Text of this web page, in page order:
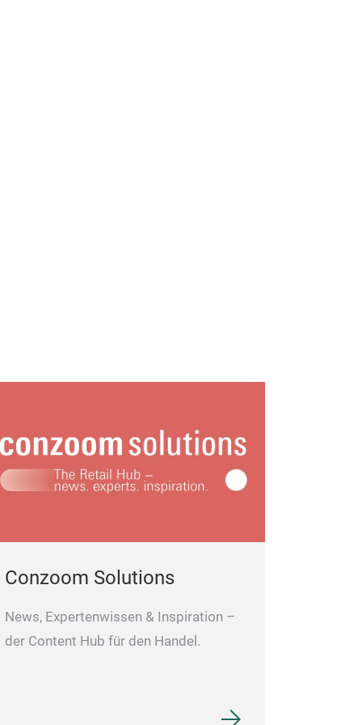
Conzoom Solutions
News, Expertenwissen & Inspiration –
der Content Hub für den Handel.